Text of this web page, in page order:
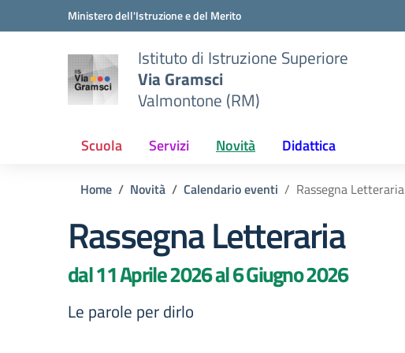
Vai ai contenuti
Vai al menu di navigazioneMinistero dell'Istruzione e del Merito
Istituto di Istruzione Superiore
Via Gramsci
Valmontone (RM)
Scuola Servizi Novità Didattica
Home Novità Calendario eventi Rassegna Letteraria
Rassegna Letteraria
dal 11 Aprile 2026 al 6 Giugno 2026
Le parole per dirlo